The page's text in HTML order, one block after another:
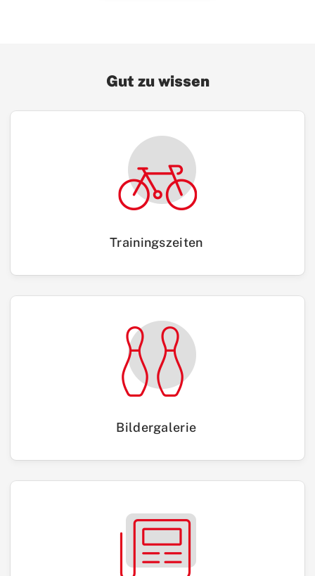
Gut zu wissen
Trainingszeiten
Bildergalerie